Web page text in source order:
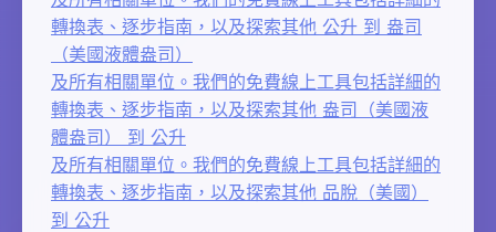
轉換表、逐步指南，以及探索其他 公升 到 盎司
（美國液體盎司）
及所有相關單位。我們的免費線上工具包括詳細的
轉換表、逐步指南，以及探索其他 盎司（美國液
體盎司） 到 公升
及所有相關單位。我們的免費線上工具包括詳細的
轉換表、逐步指南，以及探索其他 品脫（美國）
到 公升